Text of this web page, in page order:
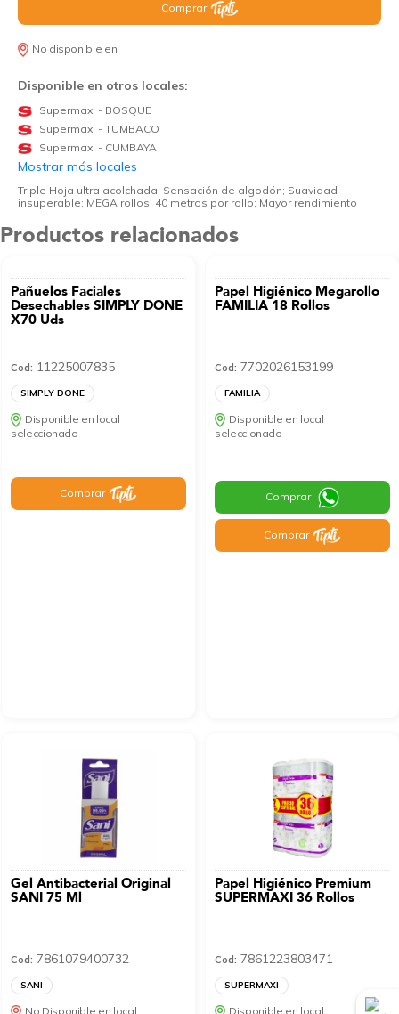
Comprar
No disponible en:
Disponible en otros locales:
Supermaxi - BOSQUE
Supermaxi - TUMBACO
Supermaxi - CUMBAYA
Mostrar más locales
Triple Hoja ultra acolchada; Sensación de algodón; Suavidad
insuperable; MEGA rollos: 40 metros por rollo; Mayor rendimiento
Productos relacionados
Pañuelos Faciales
Desechables SIMPLY DONE
X70 Uds
Cod: 11225007835
SIMPLY DONE
Disponible en local
seleccionado
Comprar
Papel Higiénico Megarollo
FAMILIA 18 Rollos
Cod: 7702026153199
FAMILIA
Disponible en local
seleccionado
Comprar
Comprar
Gel Antibacterial Original
SANI 75 Ml
Cod: 7861079400732
SANI
No Disponible en local
Papel Higiénico Premium
SUPERMAXI 36 Rollos
Cod: 7861223803471
SUPERMAXI
Disponible en local